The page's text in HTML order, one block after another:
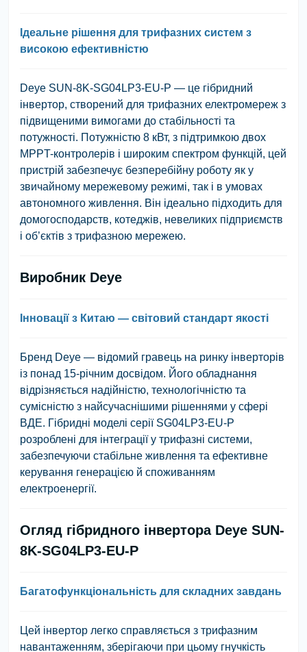
Ідеальне рішення для трифазних систем з
високою ефективністю
Deye SUN-8K-SG04LP3-EU-P — це гібридний
інвертор, створений для трифазних електромереж з
підвищеними вимогами до стабільності та
потужності. Потужністю 8 кВт, з підтримкою двох
MPPT-контролерів і широким спектром функцій, цей
пристрій забезпечує безперебійну роботу як у
звичайному мережевому режимі, так і в умовах
автономного живлення. Він ідеально підходить для
домогосподарств, котеджів, невеликих підприємств
і об’єктів з трифазною мережею.
Виробник Deye
Інновації з Китаю — світовий стандарт якості
Бренд Deye — відомий гравець на ринку інверторів
із понад 15-річним досвідом. Його обладнання
відрізняється надійністю, технологічністю та
сумісністю з найсучаснішими рішеннями у сфері
ВДЕ. Гібридні моделі серії SG04LP3-EU-P
розроблені для інтеграції у трифазні системи,
забезпечуючи стабільне живлення та ефективне
керування генерацією й споживанням
електроенергії.
Огляд гібридного інвертора Deye SUN-
8K-SG04LP3-EU-P
Багатофункціональність для складних завдань
Цей інвертор легко справляється з трифазним
навантаженням, зберігаючи при цьому гнучкість